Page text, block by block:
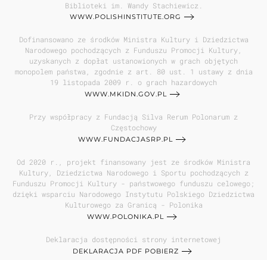
Biblioteki im. Wandy Stachiewicz.
WWW.POLISHINSTITUTE.ORG
Dofinansowano ze środków Ministra Kultury i Dziedzictwa
Narodowego pochodzących z Funduszu Promocji Kultury,
uzyskanych z dopłat ustanowionych w grach objętych
monopolem państwa, zgodnie z art. 80 ust. 1 ustawy z dnia
19 listopada 2009 r. o grach hazardowych
WWW.MKIDN.GOV.PL
Przy współpracy z Fundacją Silva Rerum Polonarum z
Częstochowy
WWW.FUNDACJASRP.PL
Od 2020 r., projekt finansowany jest ze środków Ministra
Kultury, Dziedzictwa Narodowego i Sportu pochodzących z
Funduszu Promocji Kultury - państwowego funduszu celowego;
dzięki wsparciu Narodowego Instytutu Polskiego Dziedzictwa
Kulturowego za Granicą - Polonika
WWW.POLONIKA.PL
Deklaracja dostępności strony internetowej
DEKLARACJA PDF POBIERZ